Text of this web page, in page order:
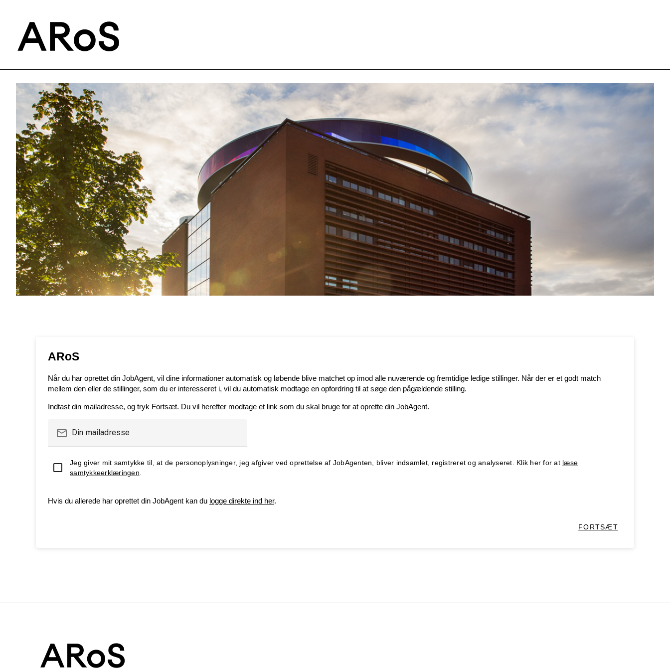
ARoS
Når du har oprettet din JobAgent, vil dine informationer automatisk og løbende blive matchet op imod alle nuværende og fremtidige ledige stillinger. Når der er et godt match
mellem den eller de stillinger, som du er interesseret i, vil du automatisk modtage en opfordring til at søge den pågældende stilling.
Indtast din mailadresse, og tryk Fortsæt. Du vil herefter modtage et link som du skal bruge for at oprette din JobAgent.
mail_outline Din mailadresse
Jeg giver mit samtykke til, at de personoplysninger, jeg afgiver ved oprettelse af JobAgenten, bliver indsamlet, registreret og analyseret. Klik her for at læse
samtykkeerklæringen
Hvis du allerede har oprettet din JobAgent kan du logge direkte ind her.
FORTSÆT